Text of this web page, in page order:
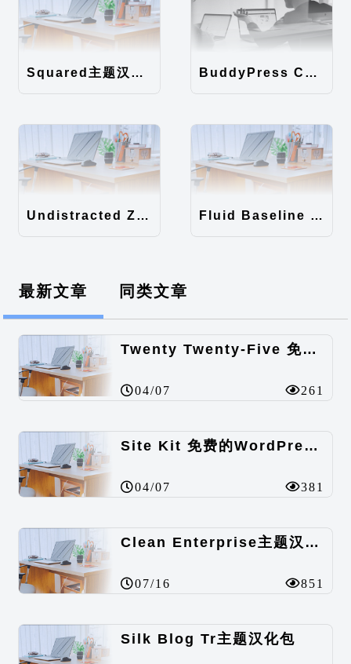
Squared主题汉化包 BuddyPress Colours主题汉化包
Undistracted Zen主题汉化包 Fluid Baseline Grid主题汉化包
最新文章 同类文章
Twenty Twenty-Five 免费的WordPress内容主题
04/07 261
Site Kit 免费的WordPress数据统计插件
04/07 381
Clean Enterprise主题汉化包
07/16 851
Silk Blog Tr主题汉化包